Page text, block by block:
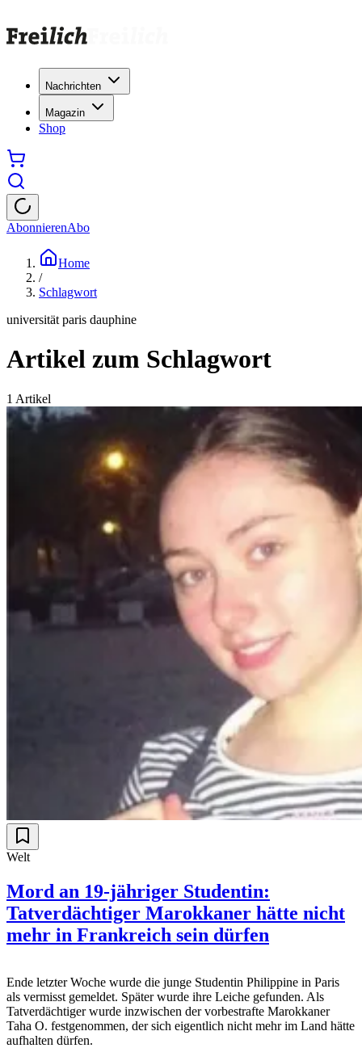
Nachrichten
Magazin
Shop
AbonnierenAbo
Home
/
Schlagwort
universität paris dauphine
Artikel zum Schlagwort
1 Artikel
Welt
Mord an 19-jähriger Studentin:
Tatverdächtiger Marokkaner hätte nicht
mehr in Frankreich sein dürfen
Ende letzter Woche wurde die junge Studentin Philippine in Paris
als vermisst gemeldet. Später wurde ihre Leiche gefunden. Als
Tatverdächtiger wurde inzwischen der vorbestrafte Marokkaner
Taha O. festgenommen, der sich eigentlich nicht mehr im Land hätte
aufhalten dürfen.